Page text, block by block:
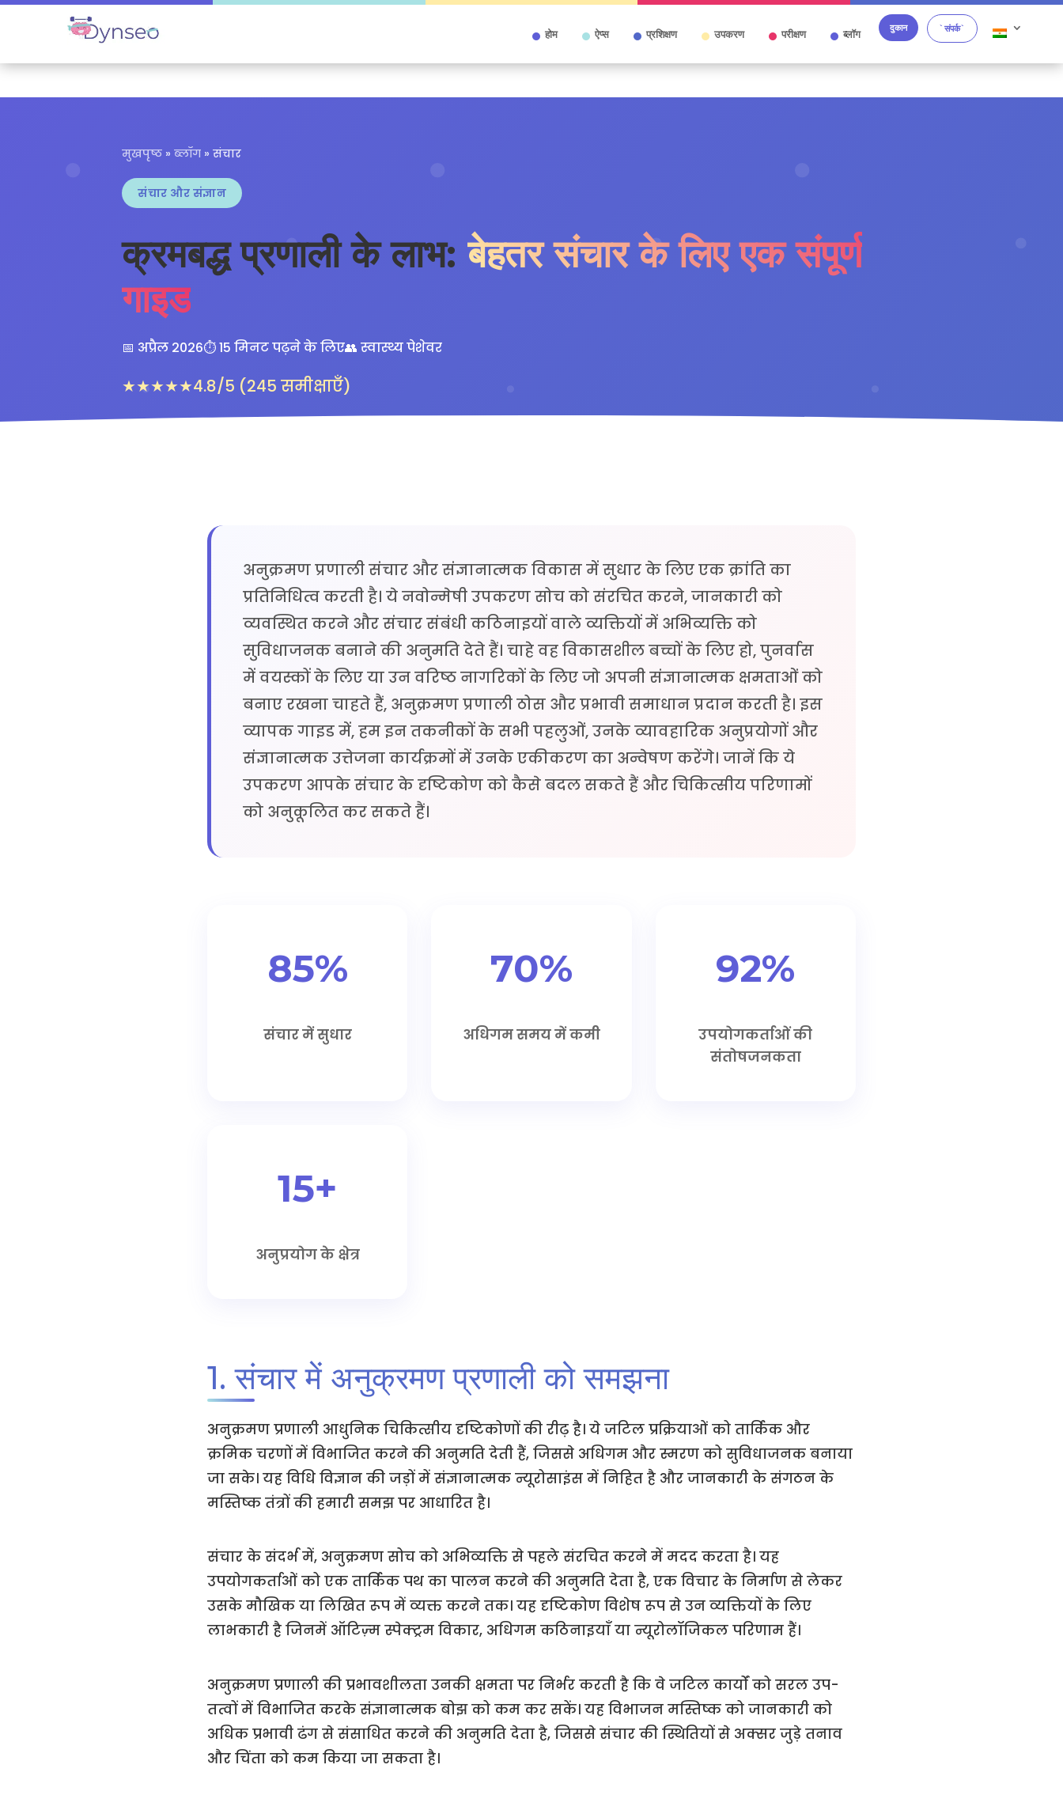
होम ऐप्स प्रशिक्षण उपकरण परीक्षण ब्लॉग दुकान `संपर्क`
मुखपृष्ठ »ब्लॉग » संचार
संचार और संज्ञान
क्रमबद्ध प्रणाली के लाभ:बेहतर संचार के लिए एक संपूर्ण
गाइड
📅 अप्रैल 2026⏱️ 15 मिनट पढ़ने के लिए👥 स्वास्थ्य पेशेवर
★★★★★4.8/5 (245 समीक्षाएँ)
अनुक्रमण प्रणाली संचार और संज्ञानात्मक विकास में सुधार के लिए एक क्रांति का
प्रतिनिधित्व करती है। ये नवोन्मेषी उपकरण सोच को संरचित करने, जानकारी को
व्यवस्थित करने और संचार संबंधी कठिनाइयों वाले व्यक्तियों में अभिव्यक्ति को
सुविधाजनक बनाने की अनुमति देते हैं। चाहे वह विकासशील बच्चों के लिए हो, पुनर्वास
में वयस्कों के लिए या उन वरिष्ठ नागरिकों के लिए जो अपनी संज्ञानात्मक क्षमताओं को
बनाए रखना चाहते हैं, अनुक्रमण प्रणाली ठोस और प्रभावी समाधान प्रदान करती है। इस
व्यापक गाइड में, हम इन तकनीकों के सभी पहलुओं, उनके व्यावहारिक अनुप्रयोगों और
संज्ञानात्मक उत्तेजना कार्यक्रमों में उनके एकीकरण का अन्वेषण करेंगे। जानें कि ये
उपकरण आपके संचार के दृष्टिकोण को कैसे बदल सकते हैं और चिकित्सीय परिणामों
को अनुकूलित कर सकते हैं।
85%
संचार में सुधार
70%
अधिगम समय में कमी
92%
उपयोगकर्ताओं की
संतोषजनकता
15+
अनुप्रयोग के क्षेत्र
1. संचार में अनुक्रमण प्रणाली को समझना
अनुक्रमण प्रणाली आधुनिक चिकित्सीय दृष्टिकोणों की रीढ़ है। ये जटिल प्रक्रियाओं को तार्किक और
क्रमिक चरणों में विभाजित करने की अनुमति देती हैं, जिससे अधिगम और स्मरण को सुविधाजनक बनाया
जा सके। यह विधि विज्ञान की जड़ों में संज्ञानात्मक न्यूरोसाइंस में निहित है और जानकारी के संगठन के
मस्तिष्क तंत्रों की हमारी समझ पर आधारित है।
संचार के संदर्भ में, अनुक्रमण सोच को अभिव्यक्ति से पहले संरचित करने में मदद करता है। यह
उपयोगकर्ताओं को एक तार्किक पथ का पालन करने की अनुमति देता है, एक विचार के निर्माण से लेकर
उसके मौखिक या लिखित रूप में व्यक्त करने तक। यह दृष्टिकोण विशेष रूप से उन व्यक्तियों के लिए
लाभकारी है जिनमें ऑटिज़्म स्पेक्ट्रम विकार, अधिगम कठिनाइयाँ या न्यूरोलॉजिकल परिणाम हैं।
अनुक्रमण प्रणाली की प्रभावशीलता उनकी क्षमता पर निर्भर करती है कि वे जटिल कार्यों को सरल उप-
तत्वों में विभाजित करके संज्ञानात्मक बोझ को कम कर सकें। यह विभाजन मस्तिष्क को जानकारी को
अधिक प्रभावी ढंग से संसाधित करने की अनुमति देता है, जिससे संचार की स्थितियों से अक्सर जुड़े तनाव
और चिंता को कम किया जा सकता है।